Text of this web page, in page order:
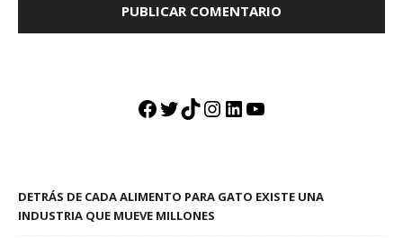
Facebook
Twitter
TikTok
Instagram
LinkedIn
YouTube
DETRÁS DE CADA ALIMENTO PARA GATO EXISTE UNA
INDUSTRIA QUE MUEVE MILLONES